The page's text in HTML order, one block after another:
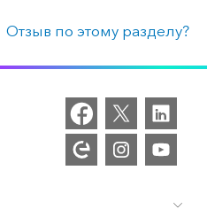
Отзыв по этому разделу?